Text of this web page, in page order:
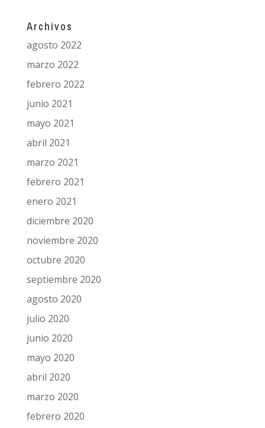
Archivos
agosto 2022
marzo 2022
febrero 2022
junio 2021
mayo 2021
abril 2021
marzo 2021
febrero 2021
enero 2021
diciembre 2020
noviembre 2020
octubre 2020
septiembre 2020
agosto 2020
julio 2020
junio 2020
mayo 2020
abril 2020
marzo 2020
febrero 2020